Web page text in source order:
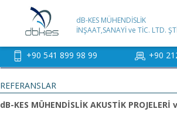
dB-KES MÜHENDİSLİK
İNŞAAT,SANAYİ ve TİC. LTD.
+90 541 899 98 99 +90
REFERANSLAR
dB-KES MÜHENDİSLİK AKUSTİK PROJELERİ